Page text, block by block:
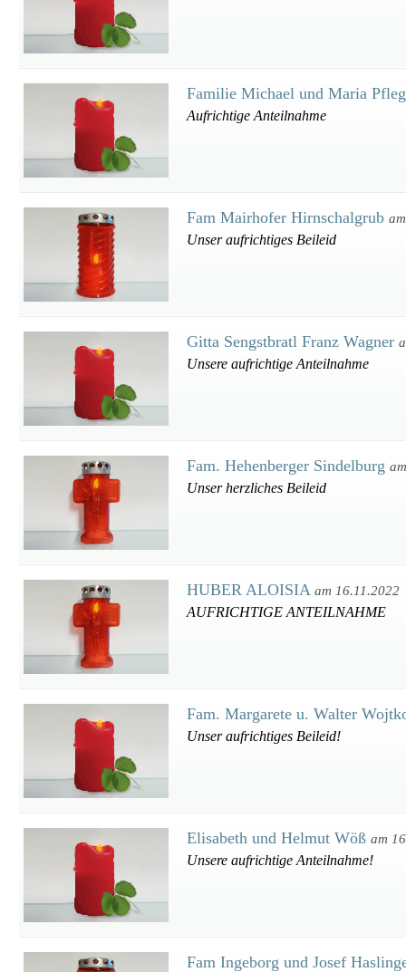
Familie Michael und Maria
Aufrichtige Anteilnahme
Fam Mairhofer Hirnschalgrub
Unser aufrichtiges Beileid
Gitta Sengstbratl Franz Wagner
Unsere aufrichtige Anteilnahme
Fam. Hehenberger Sindelburg
Unser herzliches Beileid
HUBER ALOISIA am 16.11.2022
AUFRICHTIGE ANTEILNAHME
Fam. Margarete u. Walter
Unser aufrichtiges Beileid!
Elisabeth und Helmut Wöß am
Unsere aufrichtige Anteilnahme!
Fam Ingeborg und Josef